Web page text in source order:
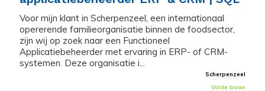
Voor mijn klant in Scherpenzeel, een internationaal
opererende familieorganisatie binnen de foodsector,
zijn wij op zoek naar een Functioneel
Applicatiebeheerder met ervaring in ERP- of CRM-
systemen. Deze organisatie i...
Scherpenzeel
Vaste baan